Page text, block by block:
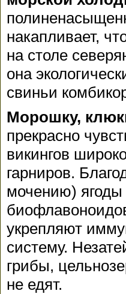
накапливает,
на столе
она
свиньи
Морошку,
прекрасно
викингов
гарниров.
мочению)
укрепляют
систему.
грибы,
не едят.